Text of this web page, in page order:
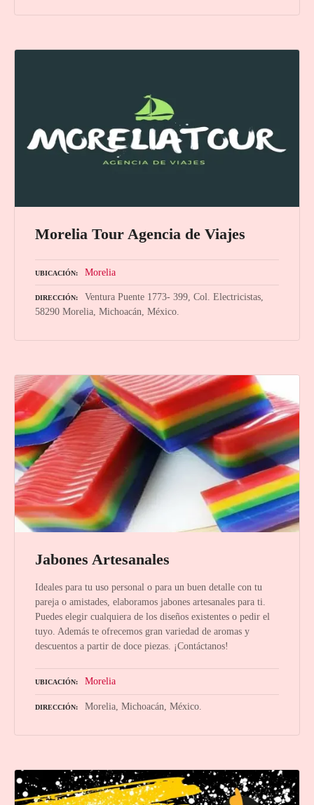
Morelia Tour Agencia de Viajes
UBICACIÓN Morelia
DIRECCIÓN
Ventura Puente 1773- 399, Col. Electricistas,
58290 Morelia, Michoacán, México.
Jabones Artesanales
Ideales para tu uso personal o para un buen detalle con tu
pareja o amistades, elaboramos jabones artesanales para ti.
Puedes elegir cualquiera de los diseños existentes o pedir el
tuyo. Además te ofrecemos gran variedad de aromas y
descuentos a partir de doce piezas. ¡Contáctanos!
UBICACIÓN Morelia
DIRECCIÓN Morelia, Michoacán, México.